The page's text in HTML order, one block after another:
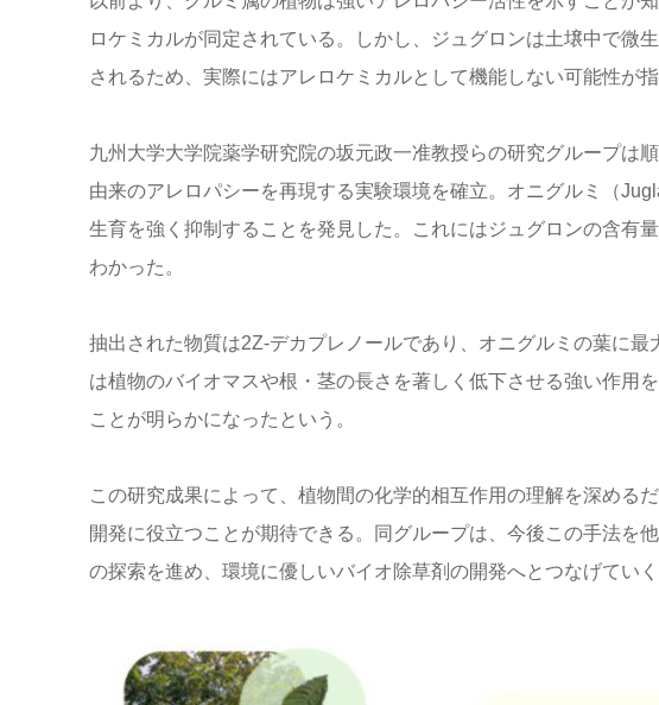
ロケミカルが同定されている。しかし、ジュグロンは土壌中で微
されるため、実際にはアレロケミカルとして機能しない可能性が指
九州大学大学院薬学研究院の坂元政一准教授らの研究グループは
由来のアレロパシーを再現する実験環境を確立。オニグルミ（
生育を強く抑制することを発見した。これにはジュグロンの含有
わかった。
抽出された物質は2Z-デカプレノールであり、オニグルミの葉に
は植物のバイオマスや根・茎の長さを著しく低下させる強い作用
ことが明らかになったという。
この研究成果によって、植物間の化学的相互作用の理解を深める
開発に役立つことが期待できる。同グループは、今後この手法を
の探索を進め、環境に優しいバイオ除草剤の開発へとつなげてい